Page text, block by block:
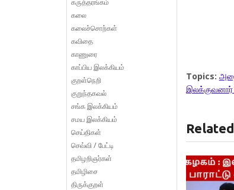
Topics:
இலக்குவனார்
கலை
கலைச்சொற்கள்
கவிதை
காணுரை
காப்பிய இலக்கியம்
குறள்நெறி
குறுந்தகவல்
சங்க இலக்கியம்
சமய இலக்கியம்
செய்திகள்
செவ்வி / பேட்டி
தமிழறிஞர்கள்
தமிழிசை
திருக்குறள்